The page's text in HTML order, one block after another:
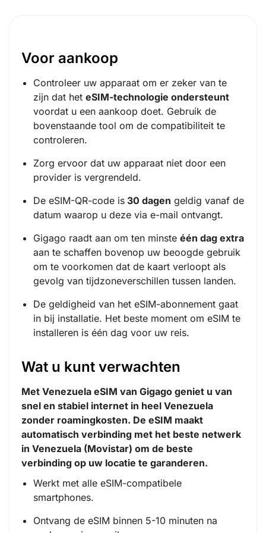
Voor aankoop
Controleer uw apparaat om er zeker van te
zijn dat het eSIM-technologie ondersteunt
voordat u een aankoop doet. Gebruik de
bovenstaande tool om de compatibiliteit te
controleren.
Zorg ervoor dat uw apparaat niet door een
provider is vergrendeld.
De eSIM-QR-code is 30 dagen geldig vanaf de
datum waarop u deze via e-mail ontvangt.
Gigago raadt aan om ten minste één dag extra
aan te schaffen bovenop uw beoogde gebruik
om te voorkomen dat de kaart verloopt als
gevolg van tijdzoneverschillen tussen landen.
De geldigheid van het eSIM-abonnement gaat
in bij installatie. Het beste moment om eSIM te
installeren is één dag voor uw reis.
Wat u kunt verwachten
Met Venezuela eSIM van Gigago geniet u van
snel en stabiel internet in heel Venezuela
zonder roamingkosten. De eSIM maakt
automatisch verbinding met het beste netwerk
in Venezuela (Movistar) om de beste
verbinding op uw locatie te garanderen.
Werkt met alle eSIM-compatibele
smartphones.
Ontvang de eSIM binnen 5-10 minuten na